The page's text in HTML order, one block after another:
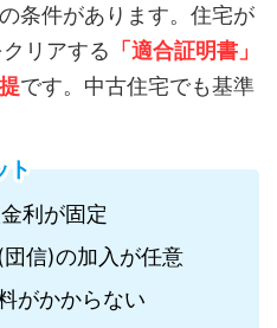
条件があります。住宅が
リアする 「適合証明書」
です。中古住宅でも基準
ト
利が固定
信)の加入が任意
がかからない